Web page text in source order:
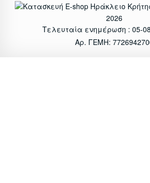
2026
Τελευταία ενημέρωση : 05-
Αρ. ΓΕΜΗ: